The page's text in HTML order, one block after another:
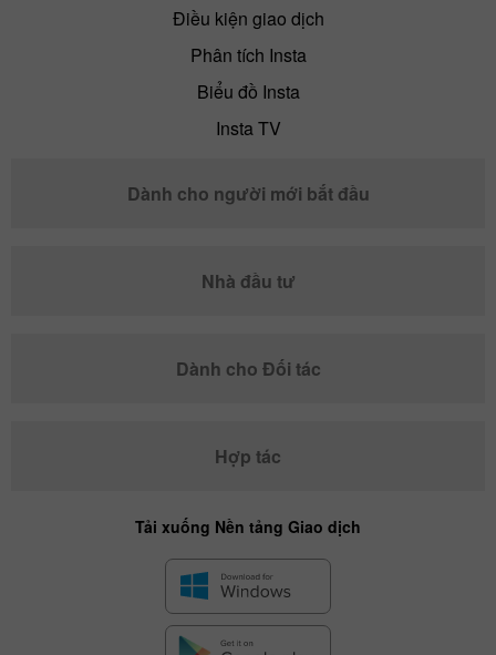
Điều kiện giao dịch
Phân tích Insta
Biểu đồ Insta
Insta TV
Dành cho người mới bắt đầu
Nhà đầu tư
Dành cho Đối tác
Hợp tác
Tải xuống Nền tảng Giao dịch